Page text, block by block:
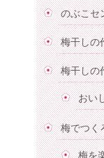
のぶこセ
梅干しの
梅干しの
おい
梅でつく
梅を